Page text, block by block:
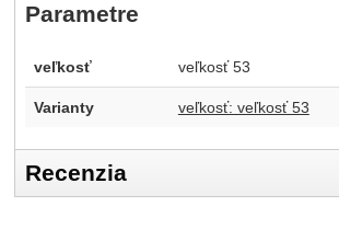
Parametre
veľkosť veľkosť 53
Varianty veľkosť: veľkosť 53
Recenzia